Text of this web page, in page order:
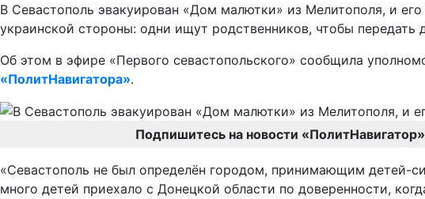
В Севастополь эвакуирован «Дом малютки» из Мелитополя, и
украинской стороны: одни ищут родственников, чтобы передать
Об этом в эфире «Первого севастопольского» сообщила
«ПолитНавигатора».
Подпишитесь на новости
«Севастополь не был определён городом, принимающим детей-
много детей приехало с Донецкой области по доверенности,